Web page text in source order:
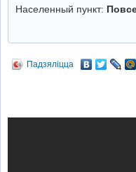
Населенный пункт:
Падзяліцца